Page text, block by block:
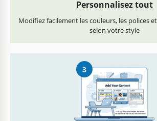
Personnalisez tout
Modifiez facilement les couleurs, les polices
selon votre style
3